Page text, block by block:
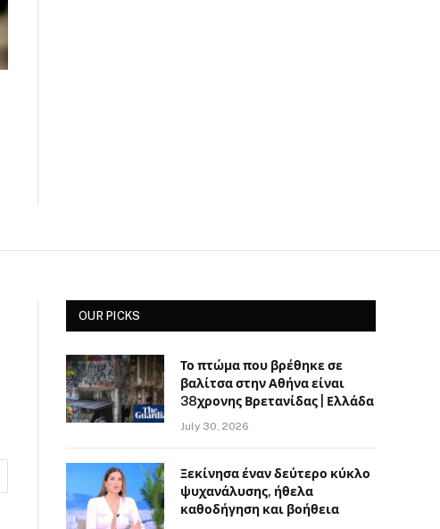
OUR PICKS
Το πτώμα που βρέθηκε σε
βαλίτσα στην Αθήνα είναι
38χρονης Βρετανίδας | Ελλάδα
July 30, 2026
Ξεκίνησα έναν δεύτερο κύκλο
ψυχανάλυσης, ήθελα
καθοδήγηση και βοήθεια